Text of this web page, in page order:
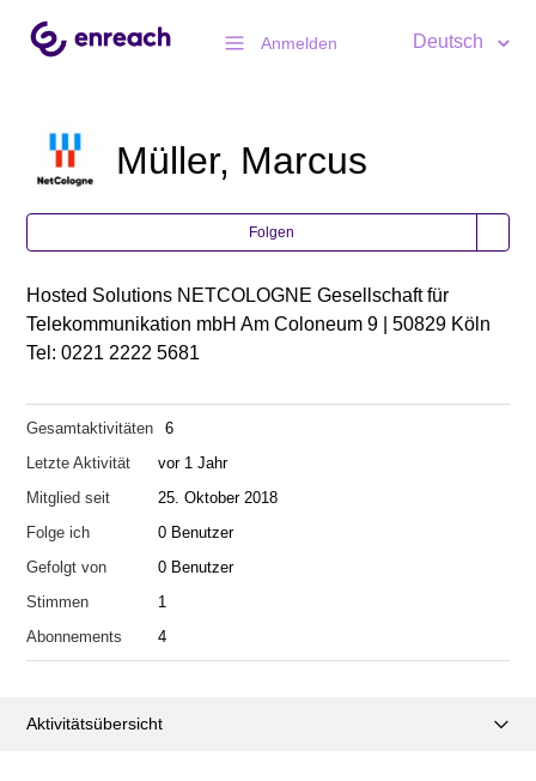
Anmelden Deutsch
Müller, Marcus
Folgen
Hosted Solutions NETCOLOGNE Gesellschaft für
Telekommunikation mbH Am Coloneum 9 | 50829 Köln
Tel: 0221 2222 5681
Gesamtaktivitäten
6
Letzte Aktivität
vor 1 Jahr
Mitglied seit
25. Oktober 2018
Folge ich
0 Benutzer
Gefolgt von
0 Benutzer
Stimmen
1
Abonnements
4
Aktivitätsübersicht